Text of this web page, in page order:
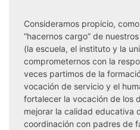
Consideramos propicio,
“hacernos cargo” de
(la escuela, el instituto y la
comprometernos con la
veces partimos de la
vocación de servicio y el
fortalecer la vocación de los
mejorar la calidad educativa
coordinación con padres de